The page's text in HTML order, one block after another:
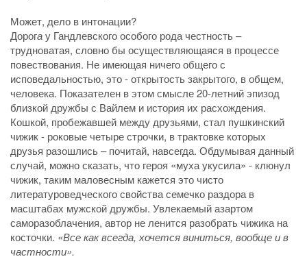
Может, дело в интонации?
Дорогау Гандлевского особого рода честность –
трудноватая, словно бы осуществляющаяся в процессе
повествования. Не имеющая ничего общего с
исповедальностью, это - открытость закрытого, в общем,
человека. Показателен в этом смысле 20-летний эпизод
близкой дружбы с Вайлем и история их расхождения.
Кошкой, пробежавшей между друзьями, стал пушкинский
чижик - роковые четыре строчки, в трактовке которых
друзья разошлись – почитай, навсегда. Обдумывая данный
случай, можно сказать, что героя «муха укусила» - клюнул
чижик, таким маловесным кажется это чисто
литературоведческого свойства семечко раздора в
масштабах мужской дружбы. Увлекаемый азартом
саморазоблачения, автор не ленится разобрать чижика на
косточки. «Все как всегда, хочется виниться, вообще и в
частности».